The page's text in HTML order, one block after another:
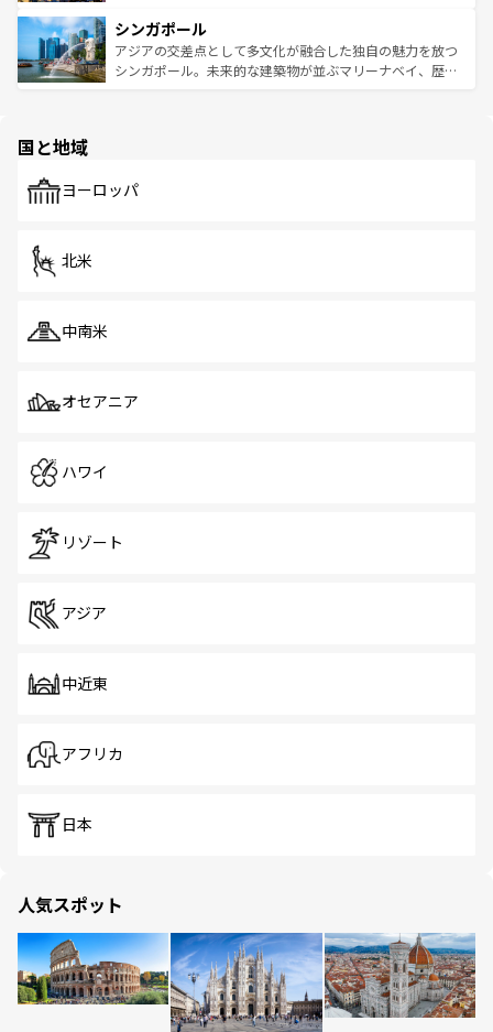
参照してほしい。
激する。気候は一年中温暖で、どの季節にも異なる楽しみ
が待っている。親しみやすいタイの人々、仏教を中心とし
た文化、そして多様な観光資源が、訪れる旅人を魅了し続
み、どこを訪れても感動するはず。観光スポットが密集し
ており、効率よく見どころを回れるのも魅力。息をのむよ
うな絶景から文化的な体験まで、香港を存分に楽しみ尽く
シンガポール
アジアの交差点として多文化が融合した独自の魅力を放つ
シンガポール。未来的な建築物が並ぶマリーナベイ、歴史
で、ホーカーズは地元の風情を楽しめる外せないスポット
国と地域
ヨーロッパ
北米
中南米
オセアニア
ハワイ
リゾート
アジア
中近東
アフリカ
日本
人気スポット